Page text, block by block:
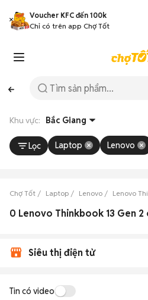
Voucher KFC đến 100k
Chỉ có trên app Chợ Tốt
Khu vực: Bắc Giang
Lọc Laptop Lenovo
Chợ Tốt Laptop Lenovo Lenovo
0 Lenovo Thinkbook 13 Gen 2
Siêu thị điện tử
Tin có video